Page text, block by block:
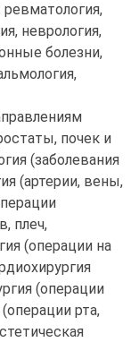
ревматология,
неврология,
болезни,
почек и
(заболевания
(артерии, вены,
плеч,
(операции на
(операции
рта,